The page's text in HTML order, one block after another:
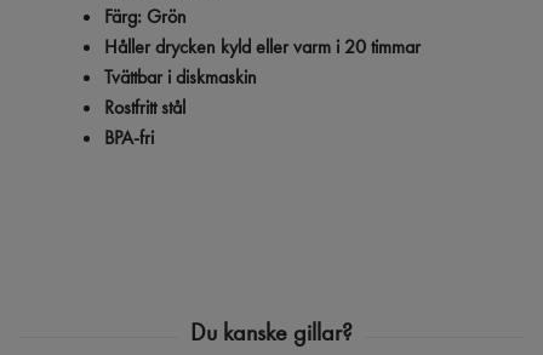
Färg: Grön
Håller drycken kyld eller varm i 20 timmar
Tvättbar i diskmaskin
Rostfritt stål
BPA-fri